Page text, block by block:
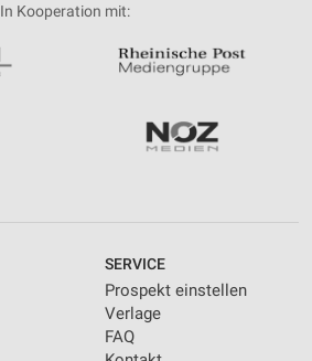
In Kooperation mit:
SERVICE
Prospekt einstellen
Verlage
FAQ